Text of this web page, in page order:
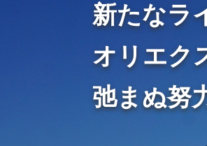
新たなラ
オリエク
弛まぬ努